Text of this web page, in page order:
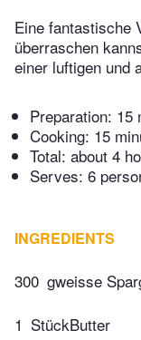
Eine fantastische
überraschen
einer luftigen und
Preparation: 15
Cooking: 15
Total: about 4
Serves: 6
INGREDIENTS
300 gweisse
1 StückButter